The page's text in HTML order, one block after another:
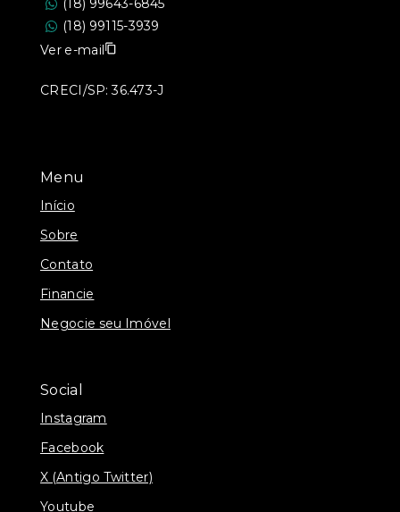
Menu
Início
Sobre
Contato
Financie
Negocie seu Imóvel
Social
Instagram
Facebook
X (Antigo Twitter)
Youtube
(18) 99643-6845
(18) 99115-3939
Ver e-mail
CRECI/SP: 36.473-J